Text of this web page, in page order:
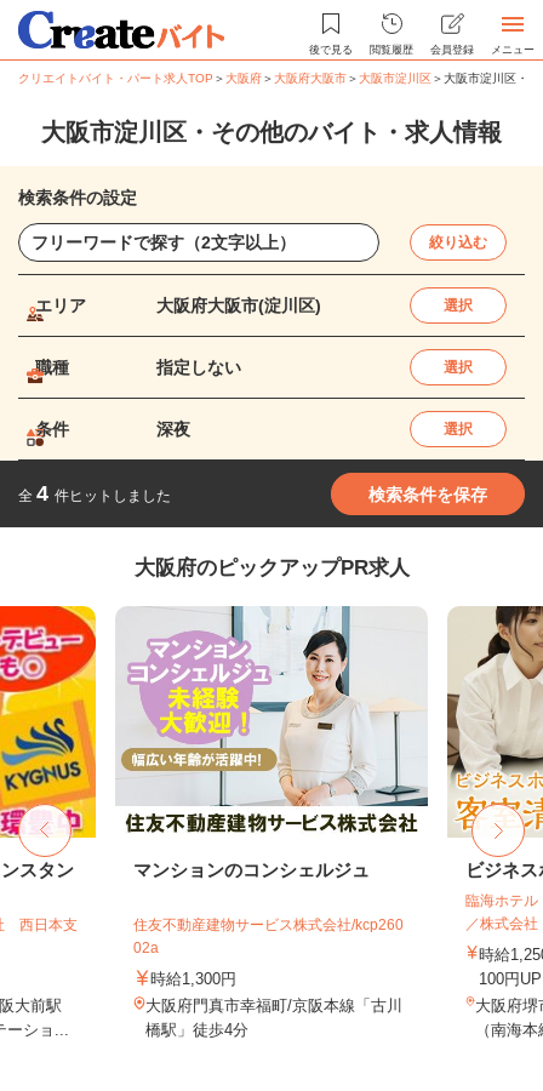
後で見る 閲覧履歴 会員登録 メニュー
クリエイトバイト・パート求人TOP ＞大阪府＞大阪府大阪市＞大阪市淀川区＞大阪市淀川区・
大阪市淀川区・その他のバイト・求人情報
検索条件の設定
絞り込む
エリア 大阪府大阪市(淀川区) 選択
職種 指定しない 選択
条件 深夜 選択
全 4 件ヒットしました 検索条件を保存
大阪府のピックアップPR求人
スタン
西日本支
大前駅
ショ...
マンションのコンシェルジュ
住友不動産建物サービス株式会社/kcp260
02a
時給1,300円
大阪府門真市幸福町/京阪本線「古川
橋駅」徒歩4分
ビジネ
臨海ホテ
／株式会社
時給
100円
大阪府堺
（南海